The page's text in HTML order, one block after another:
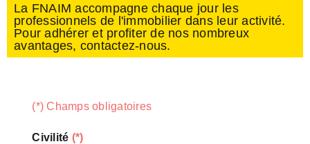
La FNAIM accompagne chaque jour les
professionnels de l'immobilier dans leur activité.
Pour adhérer et profiter de nos nombreux
avantages, contactez-nous.
(*) Champs obligatoires
Civilité (*)